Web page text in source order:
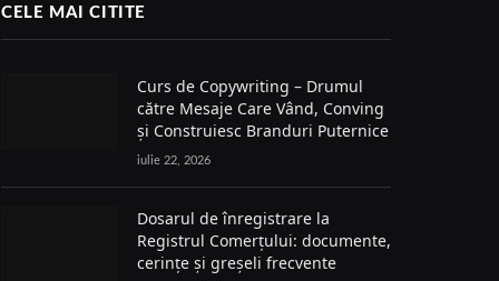
CELE MAI CITITE
Curs de Copywriting – Drumul
către Mesaje Care Vând, Conving
și Construiesc Branduri Puternice
iulie 22, 2026
Dosarul de înregistrare la
Registrul Comerțului: documente,
cerințe și greșeli frecvente